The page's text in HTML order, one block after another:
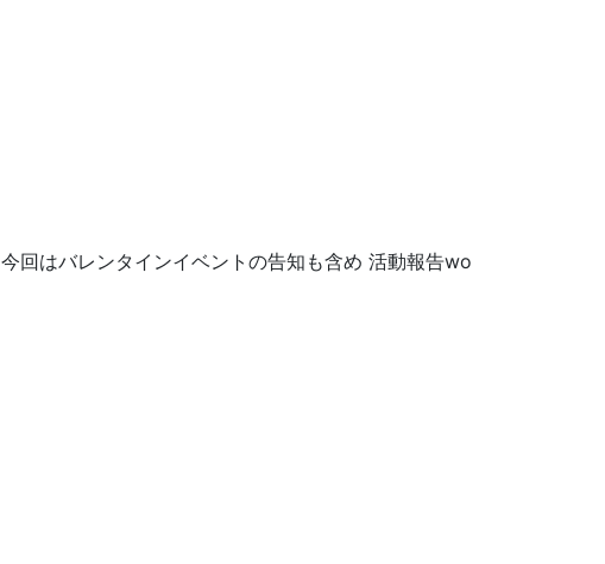
今回はバレンタインイベントの告知も含め 活動報告wo